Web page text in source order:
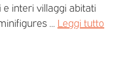
interi villaggi abitati
… Leggi tutto